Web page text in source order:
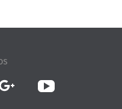
Google+